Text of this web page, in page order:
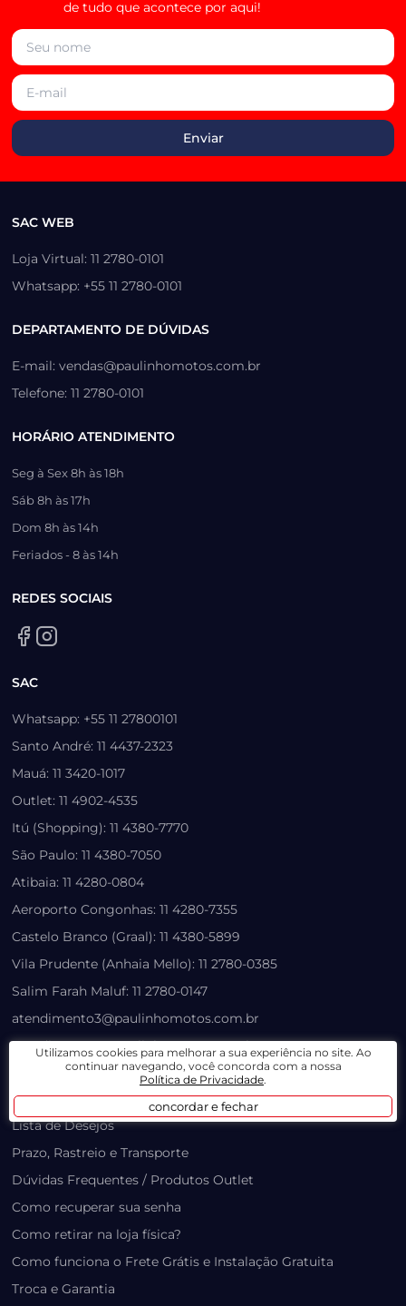
de tudo que acontece por aqui!
SAC WEB
Loja Virtual: 11 2780-0101
Whatsapp: +55 11 2780-0101
DEPARTAMENTO DE DÚVIDAS
E-mail: vendas@paulinhomotos.com.br
Telefone: 11 2780-0101
HORÁRIO ATENDIMENTO
Seg à Sex 8h às 18h
Sáb 8h às 17h
Dom 8h às 14h
Feriados - 8 às 14h
REDES SOCIAIS
SAC
Whatsapp: +55 11 27800101
Santo André: 11 4437-2323
Mauá: 11 3420-1017
Outlet: 11 4902-4535
Itú (Shopping): 11 4380-7770
São Paulo: 11 4380-7050
Atibaia: 11 4280-0804
Aeroporto Congonhas: 11 4280-7355
Castelo Branco (Graal): 11 4380-5899
Vila Prudente (Anhaia Mello): 11 2780-0385
Salim Farah Maluf: 11 2780-0147
atendimento3@paulinhomotos.com.br
atendimento2@paulinhomotos.com.br
Lista de Desejos
Prazo, Rastreio e Transporte
Dúvidas Frequentes / Produtos Outlet
Como recuperar sua senha
Como retirar na loja física?
Como funciona o Frete Grátis e Instalação Gratuita
Troca e Garantia
Utilizamos cookies para melhorar a sua experiência no site. Ao
continuar navegando, você concorda com a nossa
Política de Privacidade.
concordar e fechar